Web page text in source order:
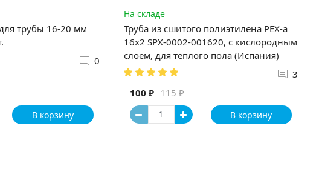
трубы 16-20 мм
0
В корзину
На складе
Труба из сшитого полиэтилена PEX-a
16х2 SPX-0002-001620, с кислородным
слоем, для теплого пола (Испания)
3
115 ₽
100 ₽
В корзину